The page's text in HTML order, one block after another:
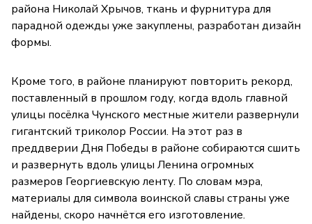
района Николай Хрычов, ткань и фурнитура для
парадной одежды уже закуплены, разработан дизайн
формы.
Кроме того, в районе планируют повторить рекорд,
поставленный в прошлом году, когда вдоль главной
улицы посёлка Чунского местные жители развернули
гигантский триколор России. На этот раз в
преддверии Дня Победы в районе собираются сшить
и развернуть вдоль улицы Ленина огромных
размеров Георгиевскую ленту. По словам мэра,
материалы для символа воинской славы страны уже
найдены, скоро начнётся его изготовление.